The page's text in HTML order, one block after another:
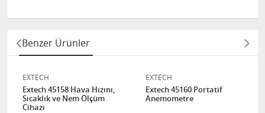
Benzer Ürünler
EXTECH
Extech 45158 Hava Hızını,
Sıcaklık ve Nem Ölçüm
Cihazı
EXTECH
Extech 45160 Portatif
Anemometre